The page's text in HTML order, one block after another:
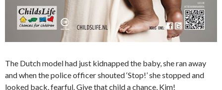
The Dutch model had just kidnapped the baby, she ran away
and when the police officer shouted ‘Stop!’ she stopped and
looked back, fearful. Give that child a chance, Kim!